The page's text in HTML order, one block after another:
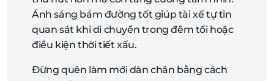
Ánh sáng bám đường tốt giúp tài xế tự tin
quan sát khi di chuyển trong đêm tối hoặc
điều kiện thời tiết xấu.
Đừng quên làm mới dàn chân bằng cách